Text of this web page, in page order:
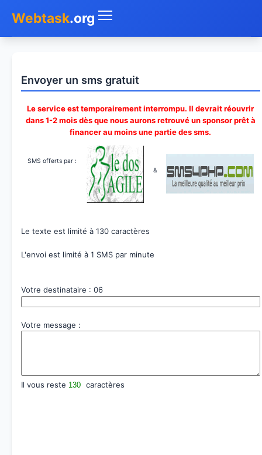
Webtask.org
Whois
Mon IP
Test de débit
Envoyer un sms gratuit
Le service est temporairement interrompu. Il devrait réouvrir
dans 1-2 mois dès que nous aurons retrouvé un sponsor prêt à
financer au moins une partie des sms.
SMS offerts par :
&
Le texte est limité à 130 caractères
L'envoi est limité à 1 SMS par minute
Votre destinataire : 06
Votre message :
Il vous reste caractères